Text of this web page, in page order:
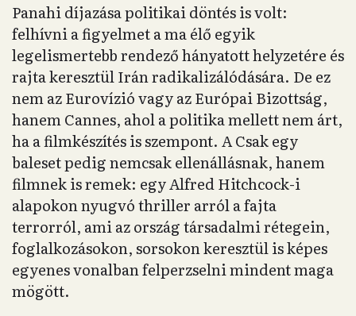
Panahi díjazása politikai döntés is volt:
felhívni a figyelmet a ma élő egyik
legelismertebb rendező hányatott helyzetére és
rajta keresztül Irán radikalizálódására. De ez
nem az Eurovízió vagy az Európai Bizottság,
hanem Cannes, ahol a politika mellett nem árt,
ha a filmkészítés is szempont. A Csak egy
baleset pedig nemcsak ellenállásnak, hanem
filmnek is remek: egy Alfred Hitchcock-i
alapokon nyugvó thriller arról a fajta
terrorról, ami az ország társadalmi rétegein,
foglalkozásokon, sorsokon keresztül is képes
egyenes vonalban felperzselni mindent maga
mögött.